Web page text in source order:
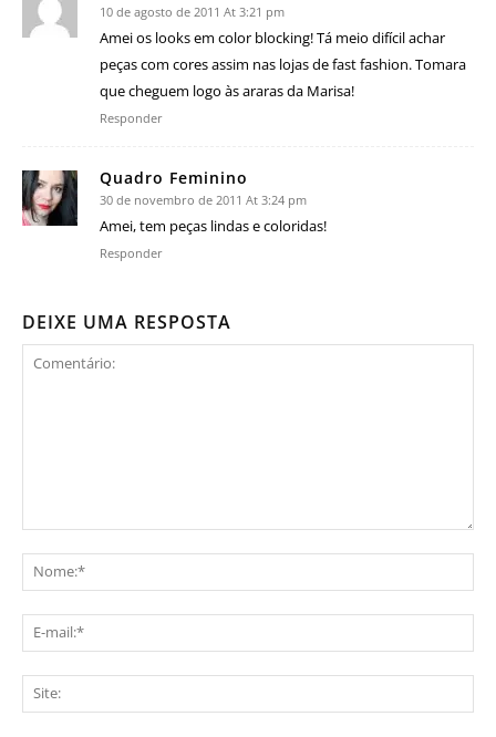
10 de agosto de 2011 At 3:21 pm
Amei os looks em color blocking! Tá meio difícil achar
peças com cores assim nas lojas de fast fashion. Tomara
que cheguem logo às araras da Marisa!
Responder
Quadro Feminino
30 de novembro de 2011 At 3:24 pm
Amei, tem peças lindas e coloridas!
Responder
DEIXE UMA RESPOSTA